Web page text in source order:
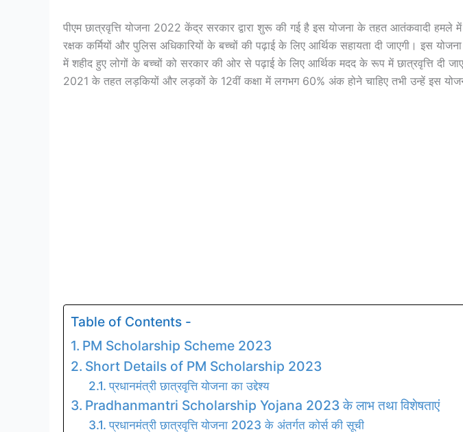
पीएम छात्रवृत्ति योजना 2022 केंद्र सरकार द्वारा शुरू की गई है इस योजना के तहत आतंकवादी हमले
रक्षक कर्मियों और पुलिस अधिकारियों के बच्चों की पढ़ाई के लिए आर्थिक सहायता दी जाएगी। इस
में शहीद हुए लोगों के बच्चों को सरकार की ओर से पढ़ाई के लिए आर्थिक मदद के रूप में छात्रवृत्ति दी
2021 के तहत लड़कियों और लड़कों के 12वीं कक्षा में लगभग 60% अंक होने चाहिए तभी उन्हें इस
Table of Contents -
PM Scholarship Scheme 2023
Short Details of PM Scholarship 2023
प्रधानमंत्री छात्रवृत्ति योजना का उद्देश्य
Pradhanmantri Scholarship Yojana 2023 के लाभ तथा विशेषताएं
प्रधानमंत्री छात्रवृत्ति योजना 2023 के अंतर्गत कोर्स की सूची